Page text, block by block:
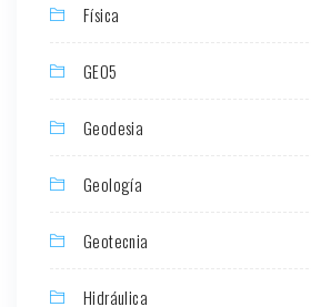
Física
GEO5
Geodesia
Geología
Geotecnia
Hidráulica